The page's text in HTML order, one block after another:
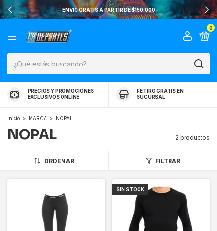
- ENVIO GRATIS A PARTIR DE $150.000 -
0
PRECIOS Y PROMOCIONES
EXCLUSIVOS ONLINE
RETIRO GRATIS EN
SUCURSAL
Inicio > MARCA > NOPAL
NOPAL 2 productos
ORDENAR FILTRAR
SIN STOCK